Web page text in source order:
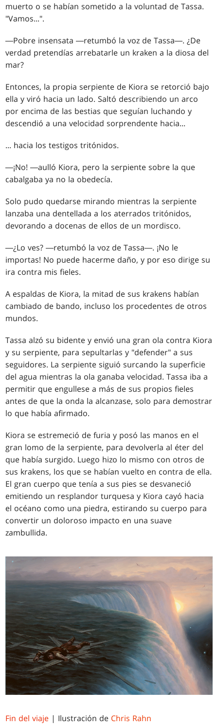
muerto o se habían sometido a la voluntad de Tassa.
"Vamos...".
―Pobre insensata ―retumbó la voz de Tassa―. ¿De
verdad pretendías arrebatarle un kraken a la diosa del
mar?
Entonces, la propia serpiente de Kiora se retorció bajo
ella y viró hacia un lado. Saltó describiendo un arco
por encima de las bestias que seguían luchando y
descendió a una velocidad sorprendente hacia...
... hacia los testigos tritónidos.
―¡No! ―aulló Kiora, pero la serpiente sobre la que
cabalgaba ya no la obedecía.
Solo pudo quedarse mirando mientras la serpiente
lanzaba una dentellada a los aterrados tritónidos,
devorando a docenas de ellos de un mordisco.
―¿Lo ves? ―retumbó la voz de Tassa―. ¡No le
importas! No puede hacerme daño, y por eso dirige su
ira contra mis fieles.
A espaldas de Kiora, la mitad de sus krakens habían
cambiado de bando, incluso los procedentes de otros
mundos.
Tassa alzó su bidente y envió una gran ola contra Kiora
y su serpiente, para sepultarlas y "defender" a sus
seguidores. La serpiente siguió surcando la superficie
del agua mientras la ola ganaba velocidad. Tassa iba a
permitir que engullese a más de sus propios fieles
antes de que la onda la alcanzase, solo para demostrar
lo que había afirmado.
Kiora se estremeció de furia y posó las manos en el
gran lomo de la serpiente, para devolverla al éter del
que había surgido. Luego hizo lo mismo con otros de
sus krakens, los que se habían vuelto en contra de ella.
El gran cuerpo que tenía a sus pies se desvaneció
emitiendo un resplandor turquesa y Kiora cayó hacia
el océano como una piedra, estirando su cuerpo para
convertir un doloroso impacto en una suave
zambullida.
Fin del viaje | Ilustración de Chris Rahn